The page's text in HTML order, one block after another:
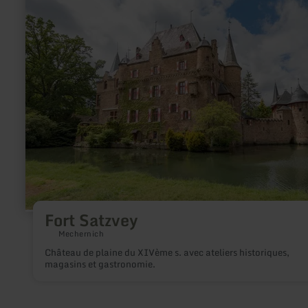
Fort Satzvey
Mechernich
Château de plaine du XIVème s. avec ateliers historiques,
magasins et gastronomie.
plus
sur
:
Fort
Satzvey